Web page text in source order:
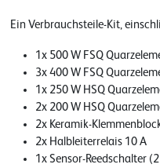
Ein Verbrauchsteile-Kit,
1x 500 W FSQ
3x 400 W FSQ
1x 250 W HSQ
2x 200 W HSQ
2x Keramik-
2x Halbleiterrelais 10 A
1x Sensor-Reedschalter